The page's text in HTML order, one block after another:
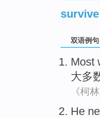
双语例句
Most
大多
《柯
He